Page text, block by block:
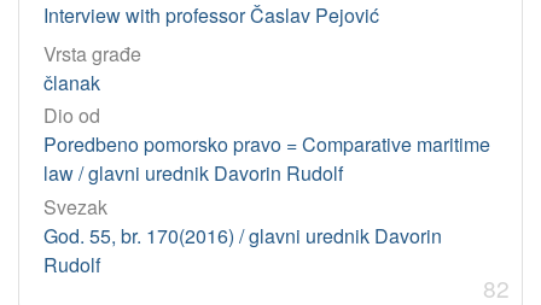
Interview with professor Časlav Pejović
Vrsta građe
članak
Dio od
Poredbeno pomorsko pravo = Comparative maritime
law / glavni urednik Davorin Rudolf
Svezak
God. 55, br. 170(2016) / glavni urednik Davorin
Rudolf
82